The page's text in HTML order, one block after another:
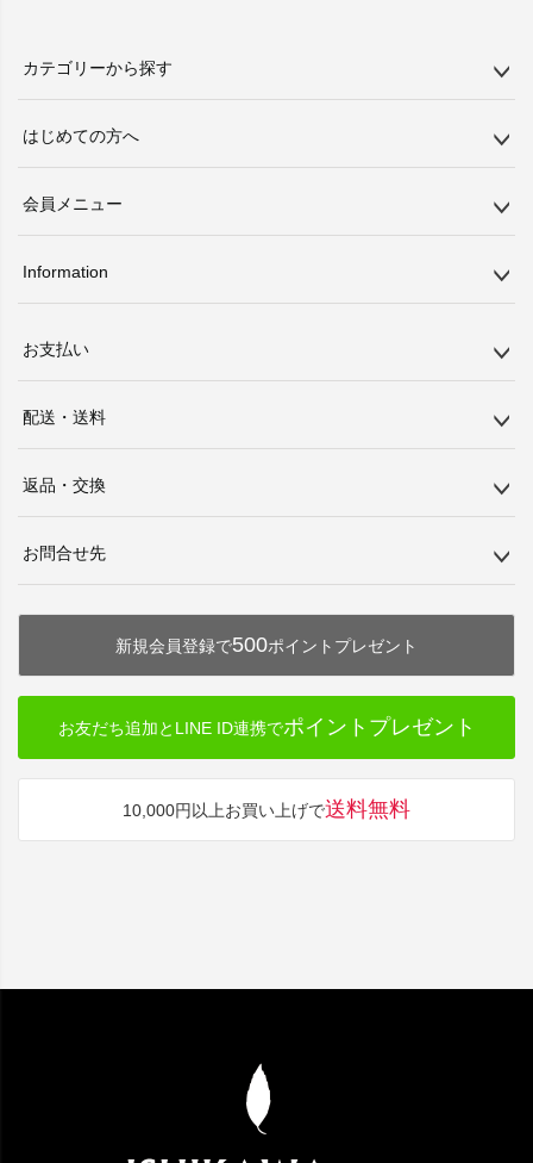
カテゴリーから探す
はじめての方へ
会員メニュー
Information
お支払い
配送・送料
返品・交換
お問合せ先
新規会員登録で500ポイントプレゼント
お友だち追加とLINE ID連携でポイントプレゼント
10,000円以上お買い上げで送料無料